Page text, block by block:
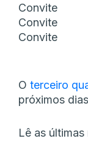
Convite
Convite
Convite
O terceiro
próximos
Lê as